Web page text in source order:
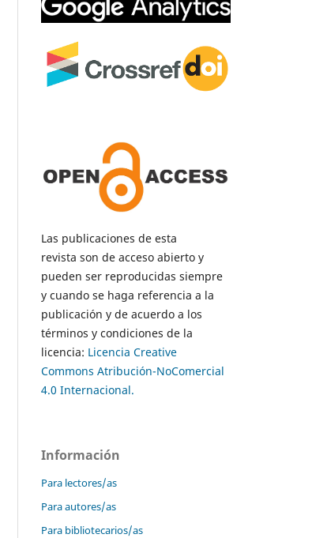
Las publicaciones de esta
revista son de acceso abierto y
pueden ser reproducidas siempre
y cuando se haga referencia a la
publicación y de acuerdo a los
términos y condiciones de la
licencia: Licencia Creative
Commons Atribución-NoComercial
4.0 Internacional.
Información
Para lectores/as
Para autores/as
Para bibliotecarios/as